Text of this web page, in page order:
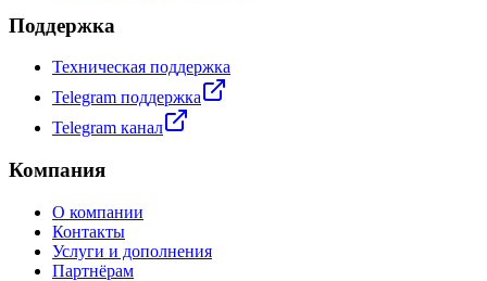
Поддержка
Техническая поддержка
Telegram поддержка
Telegram канал
Компания
О компании
Контакты
Услуги и дополнения
Партнёрам